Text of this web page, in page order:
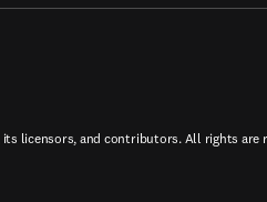
its licensors, and contributors. All rights